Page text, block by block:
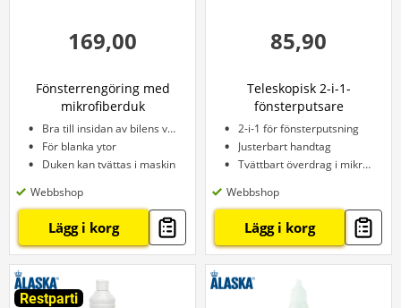
169,00
Fönsterrengöring med
mikrofiberduk
Bra till insidan av bilens vindruta
För blanka ytor
Duken kan tvättas i maskin
Webbshop
Lägg i korg
85,90
Teleskopisk 2-i-1-
fönsterputsare
2-i-1 för fönsterputsning
Justerbart handtag
Tvättbart överdrag i mikrofiber
Webbshop
Lägg i korg
Restparti